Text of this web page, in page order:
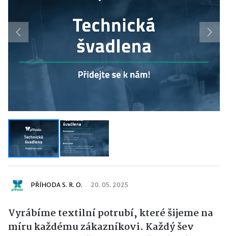
Previous Next
PŘÍHODA S. R. O. 20. 05. 2025
Vyrábíme textilní potrubí, které šijeme na
míru každému zákazníkovi. Každý šev